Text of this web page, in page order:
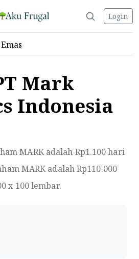
Login
Mark
Indonesia
MARK adalah Rp1.100hari
MARK adalah Rp110.000
x 100 lembar.